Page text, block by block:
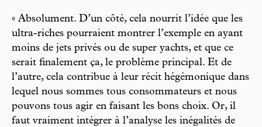
« Absolument. D’un côté, cela nourrit l’idée que les
ultra-riches pourraient montrer l’exemple en ayant
moins de jets privés ou de super yachts, et que ce
serait finalement ça, le problème principal. Et de
l’autre, cela contribue à leur récit hégémonique dans
lequel nous sommes tous consommateurs et nous
pouvons tous agir en faisant les bons choix. Or, il
faut vraiment intégrer à l’analyse les inégalités de